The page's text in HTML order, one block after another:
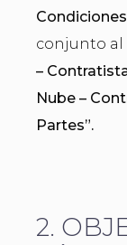
Condiciones
conjunto al
–
Nube –
Partes”.
2.